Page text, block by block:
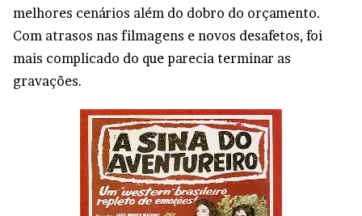
melhores cenários além do dobro do orçamento.
Com atrasos nas filmagens e novos desafetos, foi
mais complicado do que parecia terminar as
gravações.